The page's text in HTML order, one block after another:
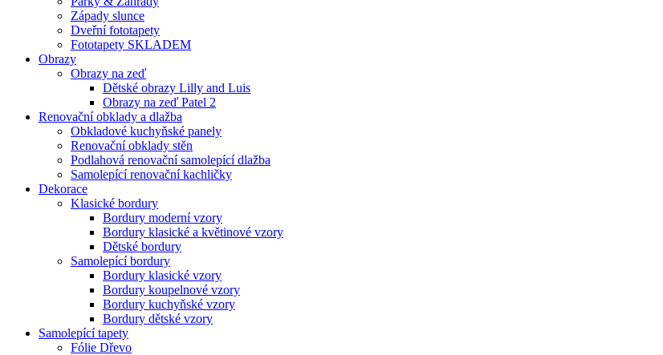
Západy slunce
Dveřní fototapety
Fototapety SKLADEM
Obrazy
Obrazy na zeď
Dětské obrazy Lilly and Luis
Obrazy na zeď Patel 2
Renovační obklady a dlažba
Obkladové kuchyňské panely
Renovační obklady stěn
Podlahová renovační samolepící dlažba
Samolepící renovační kachličky
Dekorace
Klasické bordury
Bordury moderní vzory
Bordury klasické a květinové vzory
Dětské bordury
Samolepící bordury
Bordury klasické vzory
Bordury koupelnové vzory
Bordury kuchyňské vzory
Bordury dětské vzory
Samolepící tapety
Fólie Dřevo